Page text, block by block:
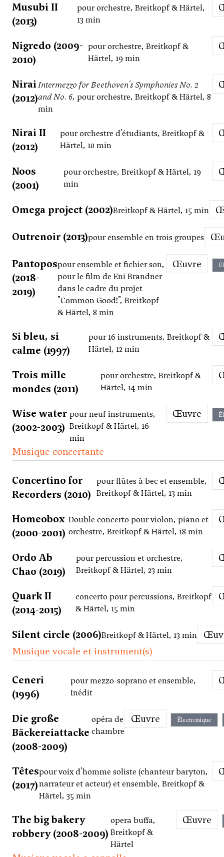
Musubi II
(2013)
pour orchestre, Breitkopf & Härtel,
13 min
Nigredo (2009-
2010)
pour orchestre, Breitkopf &
Härtel, 19 min
Nirai
(2012)
Intermezzo for Beethoven's Symphonies No. 2
and No. 6, pour orchestre, Breitkopf & Härtel, 8
min
Nirai II
(2012)
pour orchestre d'étudiants, Breitkopf &
Härtel, 10 min
Noos
(2001)
pour orchestre, Breitkopf & Härtel, 19
min
Omega project (2002)Breitkopf & Härtel, 15 min
Outrenoir (2013)pour ensemble en trois groupes
Pantopos
(2018-
2019)
pour ensemble et fichier son,
pour le film de Eni Brandner
dans le cadre du projet
"Common Good!", Breitkopf
& Härtel, 8 min
Œuvre
Si bleu, si
calme (1997)
pour 16 instruments, Breitkopf &
Härtel, 12 min
Trois mille
mondes (2011)
pour orchestre, Breitkopf &
Härtel, 14 min
Wise water
(2002-2003)
pour neuf instruments,
Breitkopf & Härtel, 16
min
Œuvre
Musique concertante
Concertino for
Recorders (2010)
pour flûtes à bec et ensemble,
Breitkopf & Härtel, 13 min
Homeobox
(2000-2001)
Double concerto pour violon, piano et
orchestre, Breitkopf & Härtel, 18 min
Ordo Ab
Chao (2019)
pour percussion et orchestre,
Breitkopf & Härtel, 23 min
Quark II
(2014-2015)
concerto pour percussions, Breitkopf
& Härtel, 15 min
Silent circle (2006)Breitkopf & Härtel, 13 min
Musique vocale et instrument(s)
Ceneri
(1996)
pour mezzo-soprano et ensemble,
Inédit
Die große
Bäckereiattacke
(2008-2009)
opéra de
chambre
Œuvre Électronique
Têtes
(2017)
pour voix d'homme soliste (chanteur baryton,
narrateur et acteur) et ensemble, Breitkopf &
Härtel, 35 min
The big bakery
robbery (2008-2009)
opera buffa,
Breitkopf &
Härtel
Œuvre